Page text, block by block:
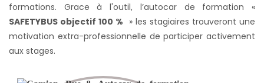
formations. Grace à l'outil, l’autocar de formation «
SAFETYBUS objectif 100 % » les stagiaires trouveront une
motivation extra-professionnelle de participer activement
aux stages.